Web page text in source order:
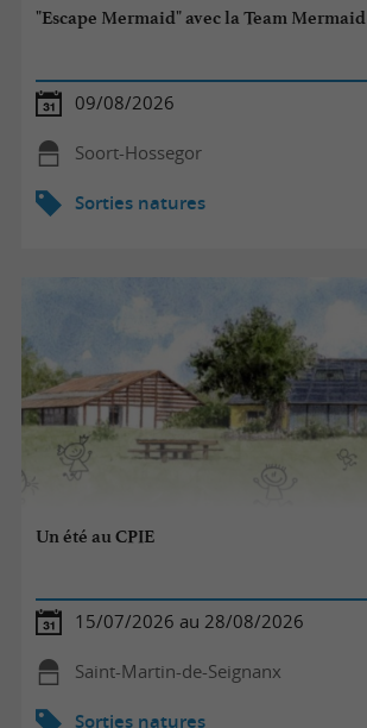
"Escape Mermaid" avec la Team Mermaid
09/08/2026
Soort-Hossegor
Sorties natures
Un été au CPIE
15/07/2026 au 28/08/2026
Saint-Martin-de-Seignanx
Sorties natures